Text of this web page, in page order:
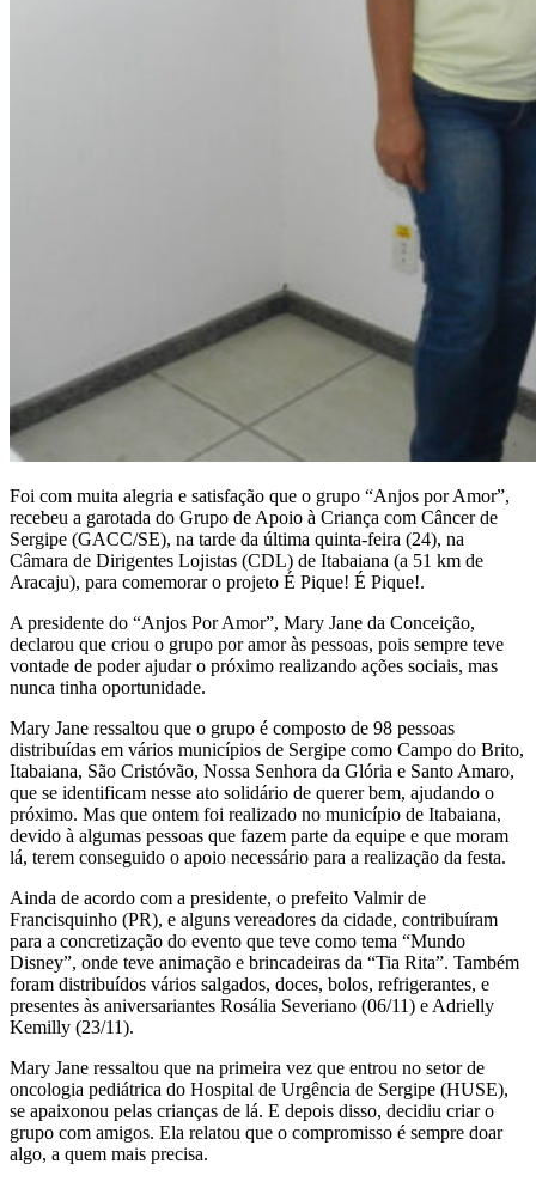
Foi com muita alegria e satisfação que o grupo “Anjos por Amor”,
recebeu a garotada do Grupo de Apoio à Criança com Câncer de
Sergipe (GACC/SE), na tarde da última quinta-feira (24), na
Câmara de Dirigentes Lojistas (CDL) de Itabaiana (a 51 km de
Aracaju), para comemorar o projeto É Pique! É Pique!.
A presidente do “Anjos Por Amor”, Mary Jane da Conceição,
declarou que criou o grupo por amor às pessoas, pois sempre teve
vontade de poder ajudar o próximo realizando ações sociais, mas
nunca tinha oportunidade.
Mary Jane ressaltou que o grupo é composto de 98 pessoas
distribuídas em vários municípios de Sergipe como Campo do Brito,
Itabaiana, São Cristóvão, Nossa Senhora da Glória e Santo Amaro,
que se identificam nesse ato solidário de querer bem, ajudando o
próximo. Mas que ontem foi realizado no município de Itabaiana,
devido à algumas pessoas que fazem parte da equipe e que moram
lá, terem conseguido o apoio necessário para a realização da festa.
Ainda de acordo com a presidente, o prefeito Valmir de
Francisquinho (PR), e alguns vereadores da cidade, contribuíram
para a concretização do evento que teve como tema “Mundo
Disney”, onde teve animação e brincadeiras da “Tia Rita”. Também
foram distribuídos vários salgados, doces, bolos, refrigerantes, e
presentes às aniversariantes Rosália Severiano (06/11) e Adrielly
Kemilly (23/11).
Mary Jane ressaltou que na primeira vez que entrou no setor de
oncologia pediátrica do Hospital de Urgência de Sergipe (HUSE),
se apaixonou pelas crianças de lá. E depois disso, decidiu criar o
grupo com amigos. Ela relatou que o compromisso é sempre doar
algo, a quem mais precisa.